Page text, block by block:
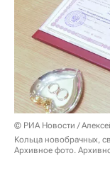
© РИА Новости /
Кольца новобрачных,
Архивное фото.